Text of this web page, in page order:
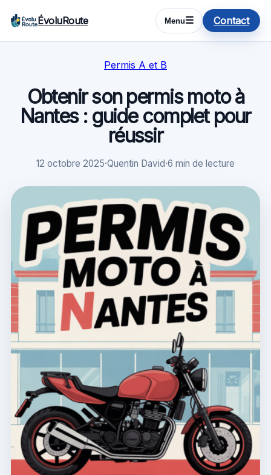
ÉvoluRoute Menu☰ Contact
Permis A et B
Obtenir son permis moto à
Nantes : guide complet pour
réussir
12 octobre 2025·Quentin David·6 min de lecture